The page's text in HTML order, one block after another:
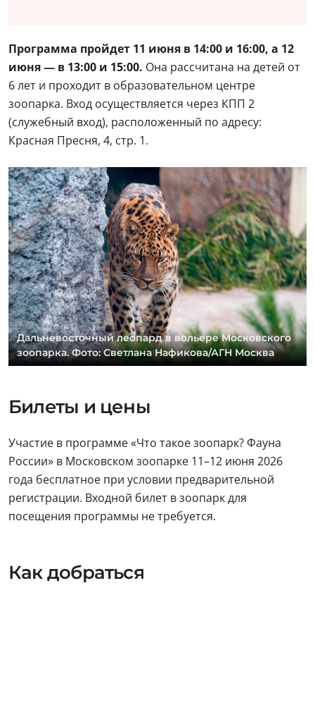
Программа пройдет 11 июня в 14:00 и 16:00, а 12
июня — в 13:00 и 15:00. Она рассчитана на детей от
6 лет и проходит в образовательном центре
зоопарка. Вход осуществляется через КПП 2
(служебный вход), расположенный по адресу:
Красная Пресня, 4, стр. 1.
Дальневосточный леопард в вольере Московского
зоопарка. Фото: Светлана Нафикова/АГН Москва
Билеты и цены
Участие в программе «Что такое зоопарк? Фауна
России» в Московском зоопарке 11–12 июня 2026
года бесплатное при условии предварительной
регистрации. Входной билет в зоопарк для
посещения программы не требуется.
Как добраться